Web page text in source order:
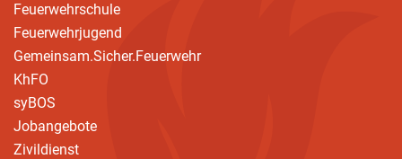
Feuerwehrschule
Feuerwehrjugend
Gemeinsam.Sicher.Feuerwehr
KhFO
syBOS
Jobangebote
Zivildienst